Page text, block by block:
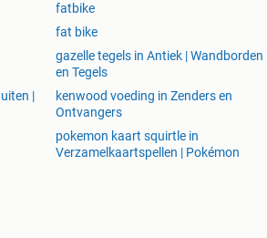
fatbike
fat bike
gazelle tegels in Antiek | Wandborden
en Tegels
|
kenwood voeding in Zenders en
Ontvangers
pokemon kaart squirtle in
Verzamelkaartspellen | Pokémon